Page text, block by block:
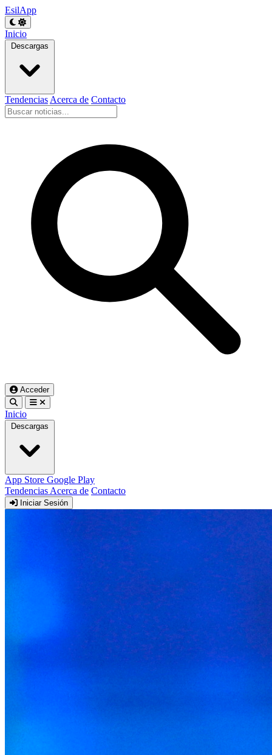
EsilApp
Inicio
Descargas
Tendencias Acerca de Contacto
Acceder
Inicio
Descargas
App Store Google Play
Tendencias Acerca de Contacto
Iniciar Sesión